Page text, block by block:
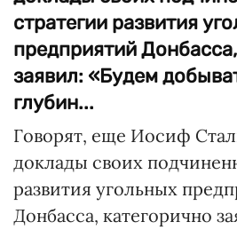
стратегии развития
предприятий
заявил: «Будем
глубин...
Говорят, еще Иосиф
доклады своих
развития угольных
Донбасса, категорично